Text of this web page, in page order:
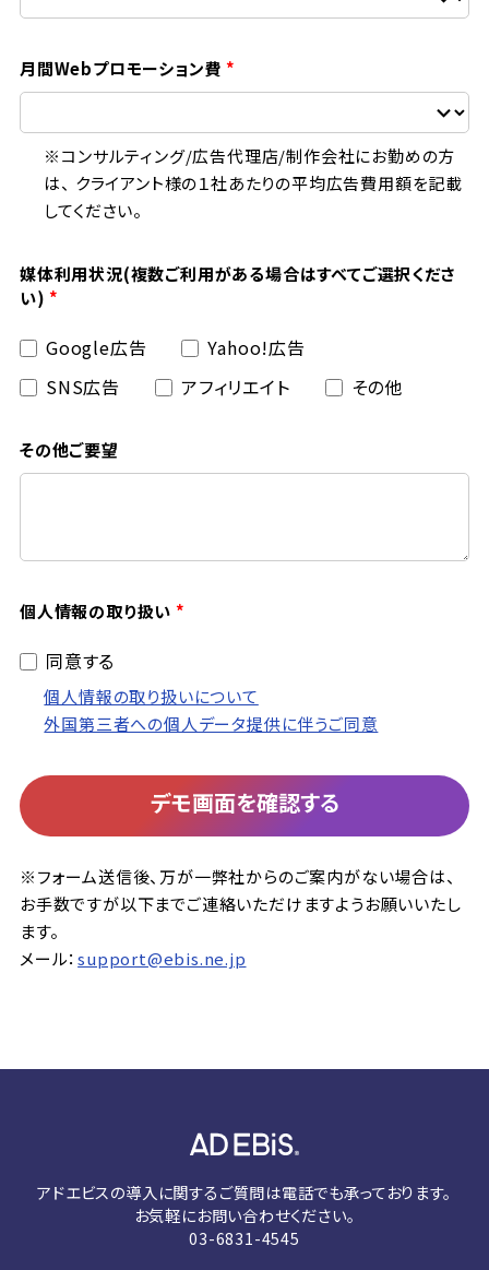
月間Webプロモーション費
※コンサルティング/広告代理店/制作会社にお勤めの方
は、 クライアント様の１社あたりの平均広告費用額を記載
してください。
媒体利用状況(複数ご利用がある場合はすべてご選択くださ
い)
Google広告
Yahoo!広告
SNS広告
アフィリエイト その他
その他ご要望
個人情報の取り扱い
同意する
個人情報の取り扱いについて
外国第三者への個人データ提供に伴うご同意
デモ画面を確認する
※フォーム送信後、万が一弊社からのご案内がない場合は、
お手数ですが以下までご連絡いただけますようお願いいたし
ます。
メール：support@ebis.ne.jp
アドエビスの導入に関するご質問は電話でも承っております。
お気軽にお問い合わせください。
03-6831-4545